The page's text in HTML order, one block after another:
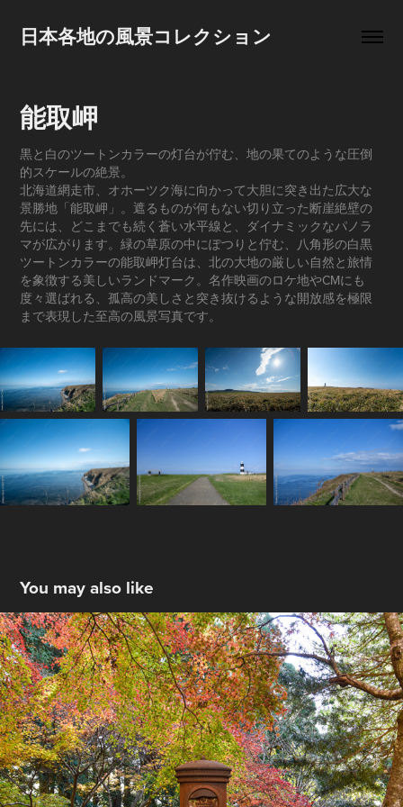
日本各地の風景コレクション
能取岬
黒と白のツートンカラーの灯台が佇む、地の果てのような圧倒
的スケールの絶景。
北海道網走市、オホーツク海に向かって大胆に突き出た広大な
景勝地「能取岬」。遮るものが何もない切り立った断崖絶壁の
先には、どこまでも続く蒼い水平線と、ダイナミックなパノラ
マが広がります。緑の草原の中にぽつりと佇む、八角形の白黒
ツートンカラーの能取岬灯台は、北の大地の厳しい自然と旅情
を象徴する美しいランドマーク。名作映画のロケ地やCMにも
度々選ばれる、孤高の美しさと突き抜けるような開放感を極限
まで表現した至高の風景写真です。
You may also like
播州清水寺
2022